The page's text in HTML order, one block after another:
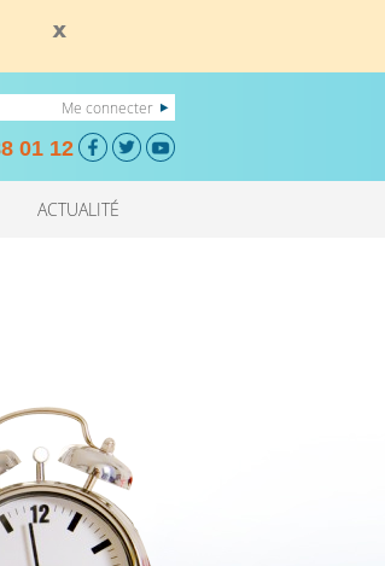
Me connecter
01 12
ACTUALITÉ